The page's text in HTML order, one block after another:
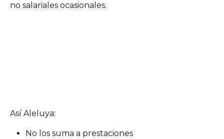
no salariales ocasionales.
Así Aleluya:
No los suma a prestaciones